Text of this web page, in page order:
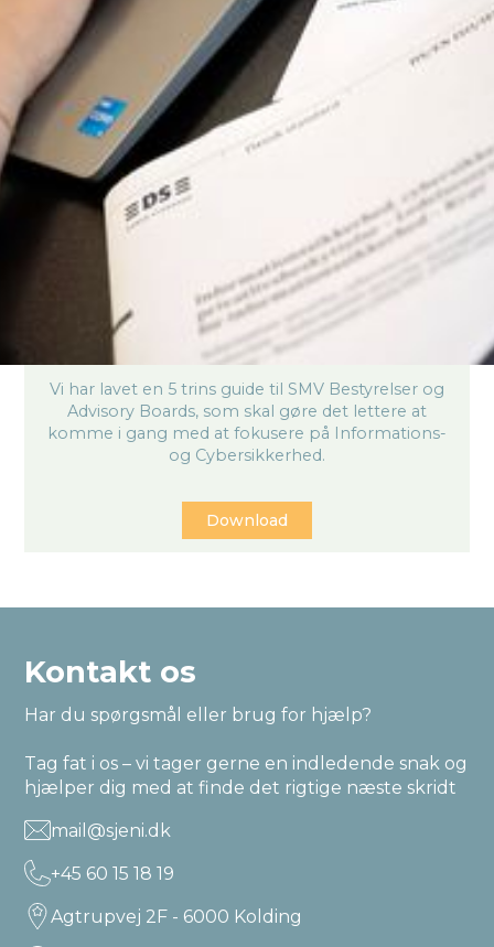
Informations- og
Cybersikkerhed i SMV
bestyrelser
Vi har lavet en 5 trins guide til SMV Bestyrelser og
Advisory Boards, som skal gøre det lettere at
komme i gang med at fokusere på Informations-
og Cybersikkerhed.
Download
Kontakt os
Har du spørgsmål eller brug for hjælp?
Tag fat i os – vi tager gerne en indledende snak og
hjælper dig med at finde det rigtige næste skridt
mail@sjeni.dk
+45 60 15 18 19
Agtrupvej 2F - 6000 Kolding